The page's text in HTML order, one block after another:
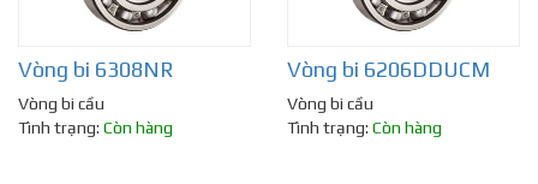
Vòng bi 6308NR
Vòng bi cầu
Tình trạng: Còn hàng
Vòng bi 6206DDUCM
Vòng bi cầu
Tình trạng: Còn hàng